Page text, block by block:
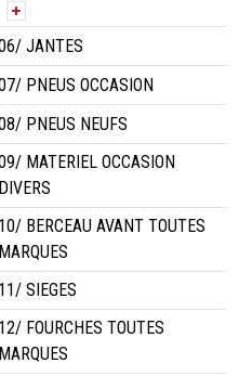
JANTES
PNEUS OCCASION
PNEUS NEUFS
MATERIEL OCCASION
DIVERS
10/ BERCEAU AVANT TOUTES
MARQUES
11/ SIEGES
12/ FOURCHES TOUTES
MARQUES